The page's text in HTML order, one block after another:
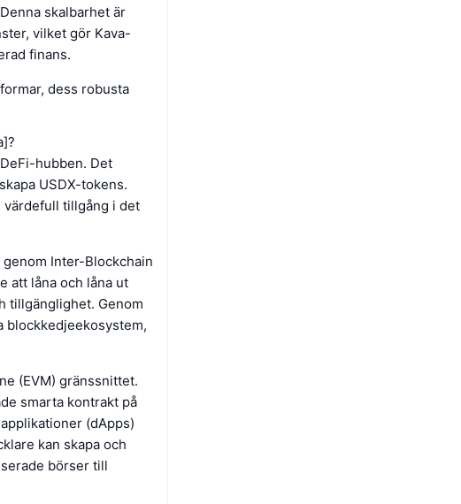
skalbarhet är
vilket gör Kava-
finans.
dess robusta
hubben. Det
USDX-tokens.
värdefull tillgång i det
Inter-Blockchain
att låna och låna ut
tillgänglighet. Genom
blockkedjeekosystem,
(EVM) gränssnittet.
smarta kontrakt på
(dApps)
kan skapa och
börser till